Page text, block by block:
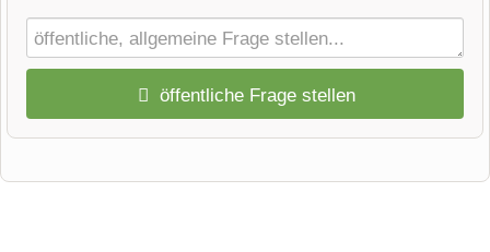
öffentliche Frage stellen